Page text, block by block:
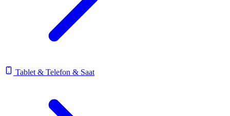
Tablet & Telefon & Saat